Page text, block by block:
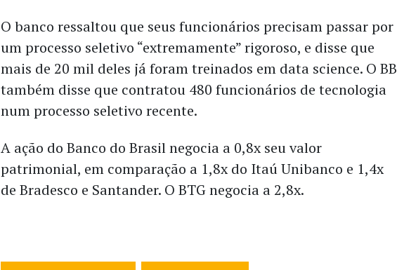
O banco ressaltou que seus funcionários precisam passar por
um processo seletivo “extremamente” rigoroso, e disse que
mais de 20 mil deles já foram treinados em data science. O BB
também disse que contratou 480 funcionários de tecnologia
num processo seletivo recente.
A ação do Banco do Brasil negocia a 0,8x seu valor
patrimonial, em comparação a 1,8x do Itaú Unibanco e 1,4x
de Bradesco e Santander. O BTG negocia a 2,8x.